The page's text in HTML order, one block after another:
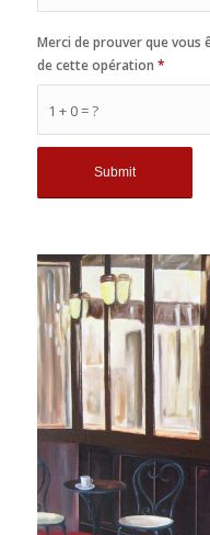
1 + 0 = ?
Merci de prouver que vous
de cette opération *